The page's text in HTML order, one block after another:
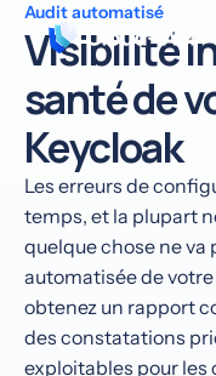
Audit automatisé
Visibilité
santé de
Keycloak
Les erreurs de
temps, et la plupart
quelque chose ne va
automatisée de
obtenez un rapport
des constatations
exploitables pour les